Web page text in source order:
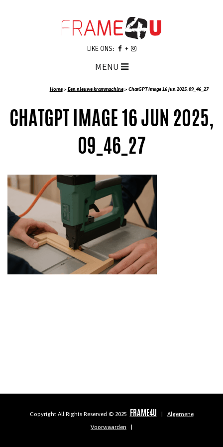
Home>Een nieuwe krammachine>ChatGPT Image 16 jun 2025, 09_46_27
LIKE ONS:
MENU
CHATGPT IMAGE 16 JUN 2025,
09_46_27
Copyright All Rights Reserved © 2025 FRAME4U
Algemene
Voorwaarden